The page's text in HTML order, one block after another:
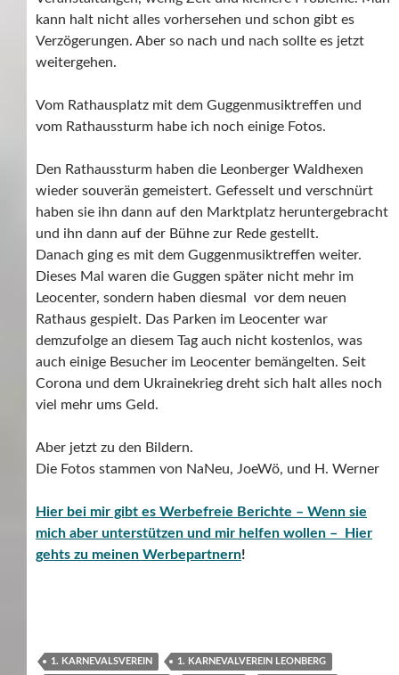
kann halt nicht alles vorhersehen und schon gibt es
Verzögerungen. Aber so nach und nach sollte es jetzt
weitergehen.
Vom Rathausplatz mit dem Guggenmusiktreffen und
vom Rathaussturm habe ich noch einige Fotos.
Den Rathaussturm haben die Leonberger Waldhexen
wieder souverän gemeistert. Gefesselt und verschnürt
haben sie ihn dann auf den Marktplatz heruntergebracht
und ihn dann auf der Bühne zur Rede gestellt.
Danach ging es mit dem Guggenmusiktreffen weiter.
Dieses Mal waren die Guggen später nicht mehr im
Leocenter, sondern haben diesmal vor dem neuen
Rathaus gespielt. Das Parken im Leocenter war
demzufolge an diesem Tag auch nicht kostenlos, was
auch einige Besucher im Leocenter bemängelten. Seit
Corona und dem Ukrainekrieg dreht sich halt alles noch
viel mehr ums Geld.
Aber jetzt zu den Bildern.
Die Fotos stammen von NaNeu, JoeWö, und H. Werner
Hier bei mir gibt es Werbefreie Berichte – Wenn sie
mich aber unterstützen und mir helfen wollen – Hier
gehts zu meinen Werbepartnern!
1. KARNEVALSVEREIN 1. KARNEVALVEREIN LEONBERG